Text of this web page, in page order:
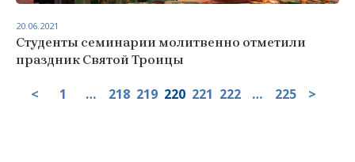
Студенты семинарии молитвенно отметили
праздник Святой Троицы
20.06.2021
< 1 … 218 219 220 221 222 … 225 >